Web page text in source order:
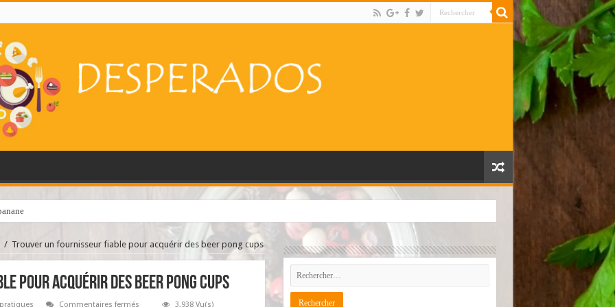
?
/ Trouver un fournisseur fiable pour acquérir des beer pong cups
pour acquérir des beer pong cups
Commentaires ferméssur
3,938 Vu(s)